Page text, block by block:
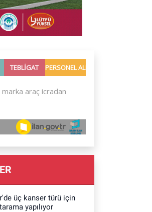
üç kanser türü için
yapılıyor